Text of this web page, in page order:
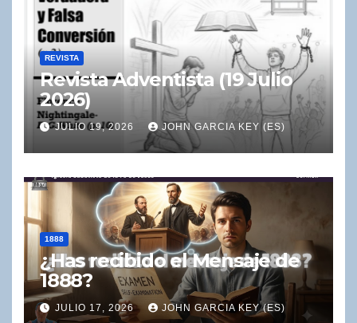
REVISTA
Revista Adventista (19 Julio
2026)
JULIO 19, 2026 JOHN GARCIA KEY (ES)
1888
¿Has recibido el Mensaje de
1888?
JULIO 17, 2026 JOHN GARCIA KEY (ES)